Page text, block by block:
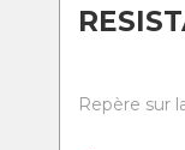
Repère sur